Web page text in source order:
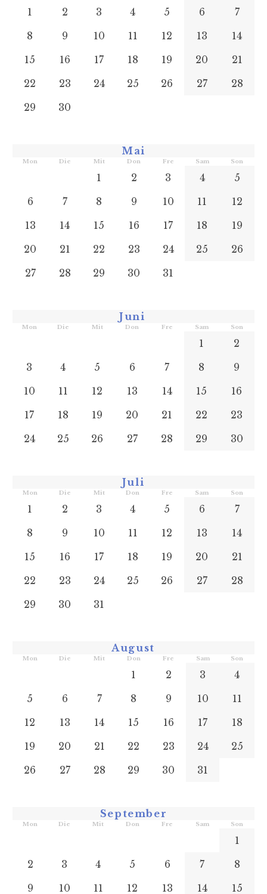
1 2 3 4 5 6
7
8
9 10 11 12 13
14
15
16 17 18 19 20
21
22
23 24 25 26 27
28
29
30
Mai
Mon Die Mit Don Fre Sam Son
1 2 3 4
5
6
7 8 9 10 11
12
13
14 15 16 17 18
19
20
21 22 23 24 25
26
27
28 29 30 31
Juni
Mon Die Mit Don Fre Sam Son
1
2
3
4 5 6 7 8
9
10
11 12 13 14 15
16
17
18 19 20 21 22
23
24
25 26 27 28 29 30
Juli
Mon Die Mit Don Fre Sam Son
1 2 3 4 5 6
7
8
9 10 11 12 13
14
15
16 17 18 19 20
21
22
23 24 25 26 27
28
29
30 31
August
Mon Die Mit Don Fre Sam Son
1 2 3
4
5
6 7 8 9 10
11
12
13 14 15 16 17
18
19
20 21 22 23 24
25
26
27 28 29 30 31
September
Mon Die Mit Don Fre Sam Son
1
2
3 4 5 6 7
8
9
10 11 12 13 14 15